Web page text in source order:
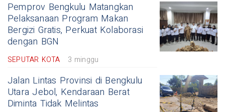
Pemprov Bengkulu Matangkan
Pelaksanaan Program Makan
Bergizi Gratis, Perkuat Kolaborasi
dengan BGN
SEPUTAR KOTA 3 minggu
Jalan Lintas Provinsi di Bengkulu
Utara Jebol, Kendaraan Berat
Diminta Tidak Melintas